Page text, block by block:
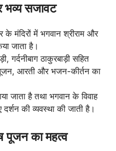
भव्य सजावट
मंदिरों में भगवान श्रीराम और
जाता है।
गर्दनीबाग ठाकुरबाड़ी सहित
आरती और भजन-कीर्तन का
जाता है तथा भगवान के विवाह
की व्यवस्था की जाती है।
पूजन का महत्व